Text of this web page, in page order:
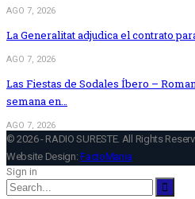
AGO 7, 2026
La Generalitat adjudica el contrato
AGO 7, 2026
Las Fiestas de Sodales Íbero –
semana en…
AGO 7, 2026
© 2026 - RADIO SURESTE. All Rights
Website Design:FactoMania
Sign in